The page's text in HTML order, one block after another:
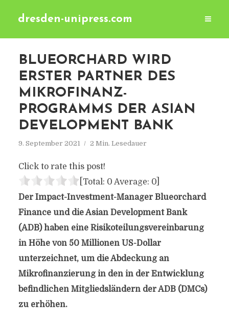
dresden-unipress.com
BLUEORCHARD WIRD
ERSTER PARTNER DES
MIKROFINANZ-
PROGRAMMS DER ASIAN
DEVELOPMENT BANK
9. September 2021 2 Min. Lesedauer
Click to rate this post!
[Total: 0 Average: 0]
Der Impact-Investment-Manager Blueorchard
Finance und die Asian Development Bank
(ADB) haben eine Risikoteilungsvereinbarung
in Höhe von 50 Millionen US-Dollar
unterzeichnet, um die Abdeckung an
Mikrofinanzierung in den in der Entwicklung
befindlichen Mitgliedsländern der ADB (DMCs)
zu erhöhen.